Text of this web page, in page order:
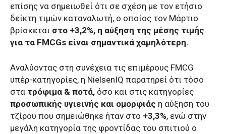
επίσης να σημειωθεί ότι σε σχέση με τον ετήσιο
δείκτη τιμών καταναλωτή, ο οποίος τον Μάρτιο
βρίσκεται στο +3,2%, η αύξηση της μέσης τιμής
για τα FMCGs είναι σημαντικά χαμηλότερη.
Αναλύοντας στη συνέχεια τις επιμέρους FMCG
υπέρ-κατηγορίες, η NielsenIQ παρατηρεί ότι τόσο
στα τρόφιμα & ποτά, όσο και στις κατηγορίες
προσωπικής υγιεινής και ομορφιάς η αύξηση του
τζίρου που σημειώθηκε ήταν στο +3,3%, ενώ στην
μεγάλη κατηγορία της φροντίδας του σπιτιού ο